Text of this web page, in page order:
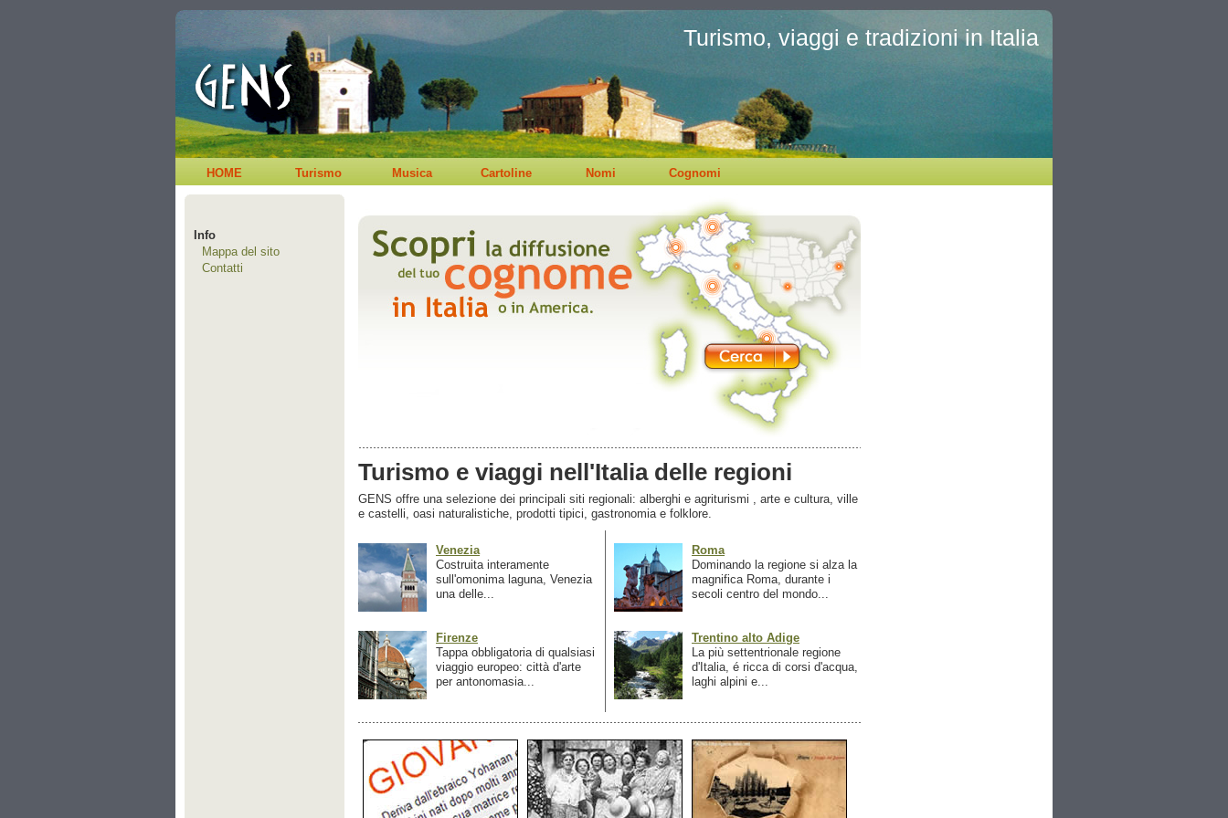
Turismo, viaggi e tradizioni in Italia
HOME Turismo Musica Cartoline Nomi Cognomi
Info
Mappa del sito
Contatti
Turismo e viaggi nell'Italia delle regioni
GENS offre una selezione dei principali siti regionali: alberghi e agriturismi , arte e cultura, ville
e castelli, oasi naturalistiche, prodotti tipici, gastronomia e folklore.
Venezia
Costruita interamente
sull'omonima laguna, Venezia
una delle...
Firenze
Tappa obbligatoria di qualsiasi
viaggio europeo: città d'arte
per antonomasia...
Roma
Dominando la regione si alza la
magnifica Roma, durante i
secoli centro del mondo...
Trentino alto Adige
La più settentrionale regione
d'Italia, é ricca di corsi d'acqua,
laghi alpini e...